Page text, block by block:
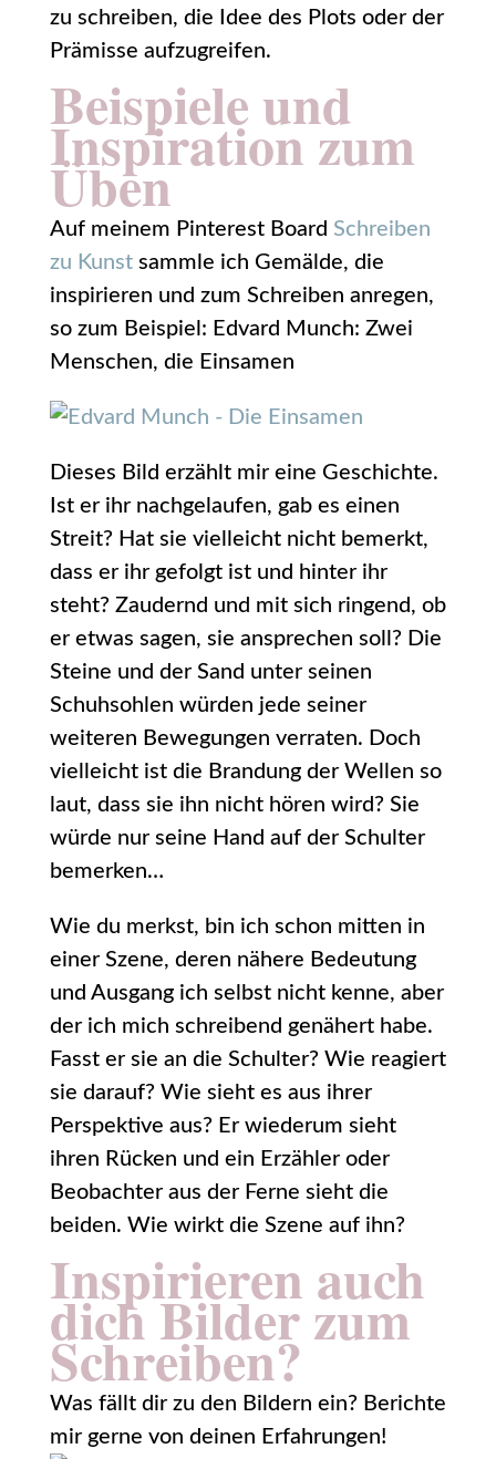
zu schreiben, die Idee des Plots oder der
Prämisse aufzugreifen.
Beispiele und
Inspiration zum
Üben
Auf meinem Pinterest Board Schreiben
zu Kunstsammle ich Gemälde, die
inspirieren und zum Schreiben anregen,
so zum Beispiel: Edvard Munch: Zwei
Menschen, die Einsamen
Dieses Bild erzählt mir eine Geschichte.
Ist er ihr nachgelaufen, gab es einen
Streit? Hat sie vielleicht nicht bemerkt,
dass er ihr gefolgt ist und hinter ihr
steht? Zaudernd und mit sich ringend, ob
er etwas sagen, sie ansprechen soll? Die
Steine und der Sand unter seinen
Schuhsohlen würden jede seiner
weiteren Bewegungen verraten. Doch
vielleicht ist die Brandung der Wellen so
laut, dass sie ihn nicht hören wird? Sie
würde nur seine Hand auf der Schulter
bemerken…
Wie du merkst, bin ich schon mitten in
einer Szene, deren nähere Bedeutung
und Ausgang ich selbst nicht kenne, aber
der ich mich schreibend genähert habe.
Fasst er sie an die Schulter? Wie reagiert
sie darauf? Wie sieht es aus ihrer
Perspektive aus? Er wiederum sieht
ihren Rücken und ein Erzähler oder
Beobachter aus der Ferne sieht die
beiden. Wie wirkt die Szene auf ihn?
Inspirieren auch
dich Bilder zum
Schreiben?
Was fällt dir zu den Bildern ein? Berichte
mir gerne von deinen Erfahrungen!